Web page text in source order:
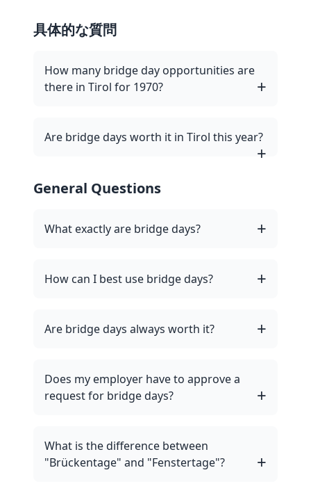
具体的な質問
How many bridge day opportunities are
there in Tirol for 1970?
Are bridge days worth it in Tirol this year?
General Questions
What exactly are bridge days?
How can I best use bridge days?
Are bridge days always worth it?
Does my employer have to approve a
request for bridge days?
What is the difference between
"Brückentage" and "Fenstertage"?